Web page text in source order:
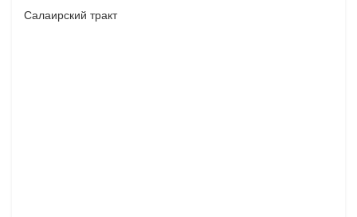
Салаирский тракт